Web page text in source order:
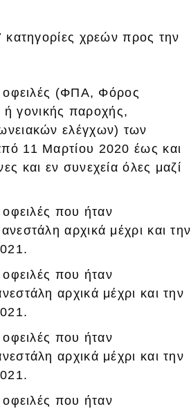
χρεών προς την
οφειλές (ΦΠΑ, Φόρος
γονικής παροχής,
ελέγχων) των
11 Μαρτίου 2020 έως και
και εν συνεχεία όλες μαζί
που ήταν
αρχικά μέχρι και την
που ήταν
αρχικά μέχρι και την
που ήταν
αρχικά μέχρι και την
που ήταν